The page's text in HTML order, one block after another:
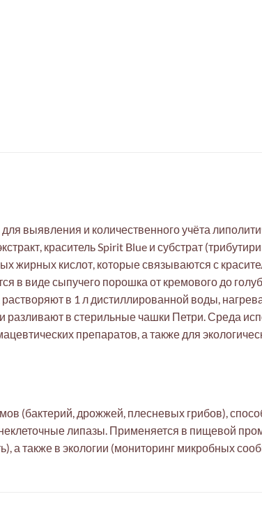
выявления и количественного учёта
краситель Spirit Blue и субстрат
жирных кислот, которые связываются с
в виде сыпучего порошка от кремового до
в 1 л дистиллированной воды,
в стерильные чашки Петри. Среда
препаратов, а также для
(бактерий, дрожжей, плесневых грибов),
липазы. Применяется в пищевой
а также в экологии (мониторинг микробных